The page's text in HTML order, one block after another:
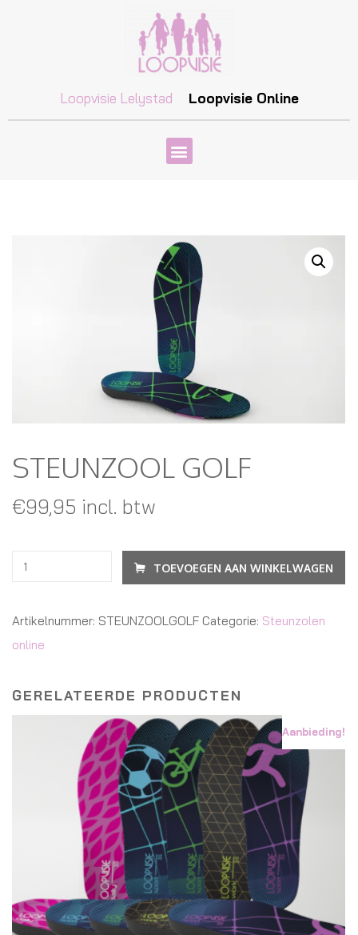
Loopvisie Lelystad Loopvisie Online
STEUNZOOL GOLF
€99,95 incl. btw
TOEVOEGEN AAN WINKELWAGEN
Artikelnummer: STEUNZOOLGOLF Categorie: Steunzolen
online
GERELATEERDE PRODUCTEN
Aanbieding!